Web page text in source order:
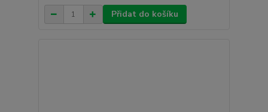
Přidat do košíku